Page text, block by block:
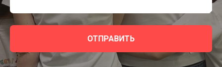
ОТПРАВИТЬ